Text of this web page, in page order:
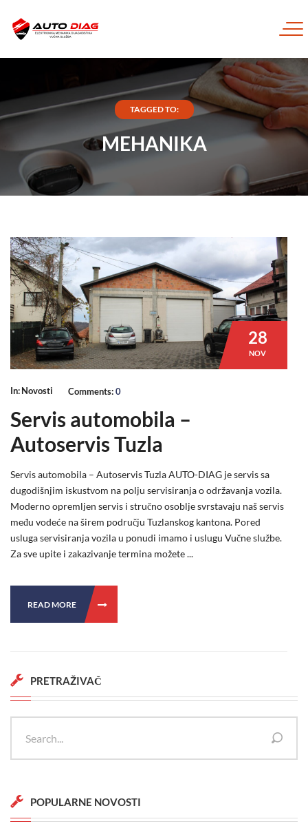
TAGGED TO:
MEHANIKA
28
NOV
In:Novosti Comments:0
Servis automobila –
Autoservis Tuzla
Servis automobila – Autoservis Tuzla AUTO-DIAG je servis sa
dugodišnjim iskustvom na polju servisiranja o održavanja vozila.
Moderno opremljen servis i stručno osoblje svrstavaju naš servis
među vodeće na širem području Tuzlanskog kantona. Pored
usluga servisiranja vozila u ponudi imamo i uslugu Vučne službe.
Za sve upite i zakazivanje termina možete ...
READ MORE
PRETRAŽIVAČ
POPULARNE NOVOSTI